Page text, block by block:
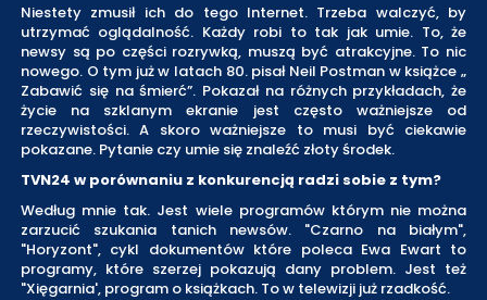
Niestety zmusił ich do tego Internet. Trzeba walczyć, by
utrzymać oglądalność. Każdy robi to tak jak umie. To, że
newsy są po części rozrywką, muszą być atrakcyjne. To nic
nowego. O tym już w latach 80. pisał Neil Postman w książce „
Zabawić się na śmierć”. Pokazał na różnych przykładach, że
życie na szklanym ekranie jest często ważniejsze od
rzeczywistości. A skoro ważniejsze to musi być ciekawie
pokazane. Pytanie czy umie się znaleźć złoty środek.
TVN24 w porównaniu z konkurencją radzi sobie z tym?
Według mnie tak. Jest wiele programów którym nie można
zarzucić szukania tanich newsów. "Czarno na białym",
"Horyzont", cykl dokumentów które poleca Ewa Ewart to
programy, które szerzej pokazują dany problem. Jest też
"Xięgarnia', program o książkach. To w telewizji już rzadkość.